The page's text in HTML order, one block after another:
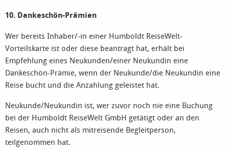
10. Dankeschön-Prämien
Wer bereits Inhaber/-in einer Humboldt ReiseWelt-
Vorteilskarte ist oder diese beantragt hat, erhält bei
Empfehlung eines Neukunden/einer Neukundin eine
Dankeschön-Prämie, wenn der Neukunde/die Neukundin eine
Reise bucht und die Anzahlung geleistet hat.
Neukunde/Neukundin ist, wer zuvor noch nie eine Buchung
bei der Humboldt ReiseWelt GmbH getätigt oder an den
Reisen, auch nicht als mitreisende Begleitperson,
teilgenommen hat.